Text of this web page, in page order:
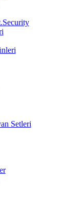
Setleri